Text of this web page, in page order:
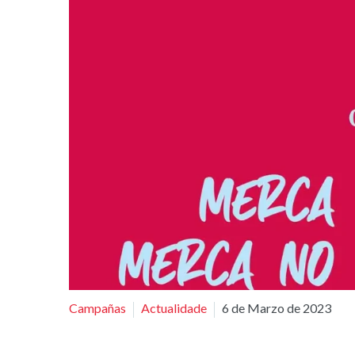
Campañas Actualidade 6 de Marzo de 2023